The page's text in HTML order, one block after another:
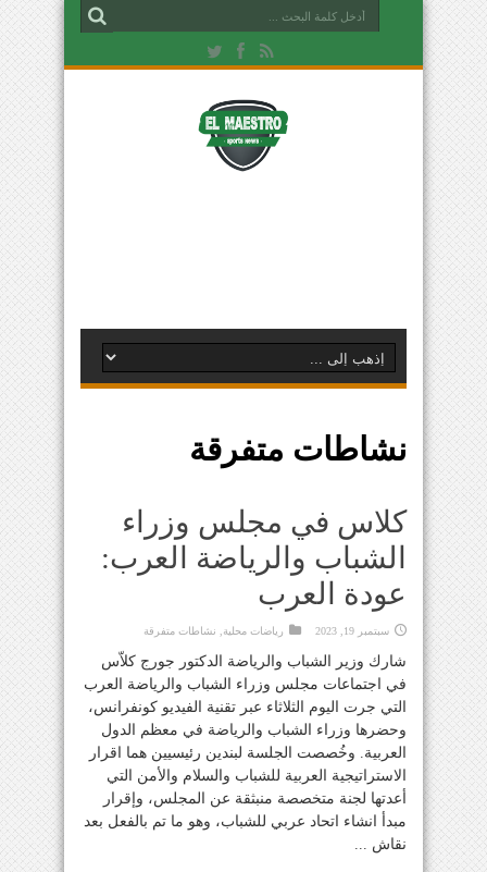
نشاطات متفرقة
كلاس في مجلس وزراء
الشباب والرياضة العرب:
عودة العرب
سبتمبر 19, 2023 رياضات محلية نشاطات متفرقة
شارك وزير الشباب والرياضة الدكتور جورج كلاّس
في اجتماعات مجلس وزراء الشباب والرياضة العرب
التي جرت اليوم الثلاثاء عبر تقنية الفيديو كونفرانس،
وحضرها وزراء الشباب والرياضة في معظم الدول
العربية. وخُصصت الجلسة لبندين رئيسيين هما اقرار
الاستراتيجية العربية للشباب والسلام والأمن التي
أعدتها لجنة متخصصة منبثقة عن المجلس، وإقرار
مبدأ انشاء اتحاد عربي للشباب، وهو ما تم بالفعل بعد
نقاش ...